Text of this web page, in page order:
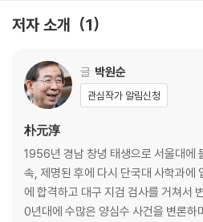
아름다운 인생, ‘나눔’
나눔 - 인류의 가장 위대한 발명품
실패 - 도전의 또 다른 이름
멘토 - 내 인생을 바군 그 사람
비움 - 채움보다 가득 찬 기쁨
열정 - 내가 진짜 나를 만나는 순간
* 나누기 어린이 ‘나눔’을 꿈꾸다
저자 소개 1
글 박원순
관심작가 알림신청
朴元淳
1956년 경남 창녕 태생으로 서울대에
속, 제명된 후에 다시 단국대 사학과에
에 합격하고 대구 지검 검사를 거쳐서
0년대에 수많은 양심수 사건을 변론하